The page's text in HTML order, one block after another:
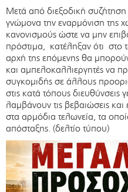
Μετά από διεξοδική
γνώμονα την εναρμόνιση της
κανονισμούς ώστε να μην
πρόστιμα, κατέληξαν ότι στο
αρχή της επόμενης θα
και αμπελοκαλλιεργητές να
συγκομιδής σε άλλους
στις κατά τόπους
λαμβάνουν τις βεβαιώσεις και
στα αρμόδια τελωνεία, τα
απόσταξης. (δελτίο τύπου)